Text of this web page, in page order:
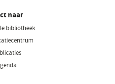
naar
bibliotheek(opent